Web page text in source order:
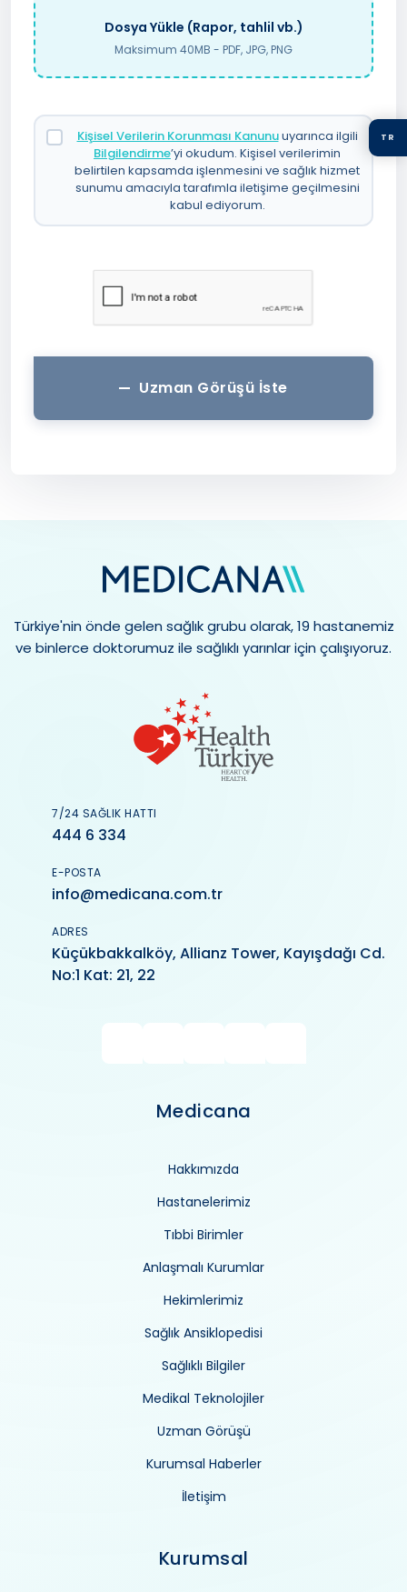
TR
Dosya Yükle (Rapor, tahlil vb.)
Maksimum 40MB - PDF, JPG, PNG
Kişisel Verilerin Korunması Kanunuuyarınca ilgili
Bilgilendirme’yi okudum. Kişisel verilerimin
belirtilen kapsamda işlenmesini ve sağlık hizmet
sunumu amacıyla tarafımla iletişime geçilmesini
kabul ediyorum.
Uzman Görüşü İste
Türkiye'nin önde gelen sağlık grubu olarak, 19 hastanemiz
ve binlerce doktorumuz ile sağlıklı yarınlar için çalışıyoruz.
7/24 SAĞLIK HATTI
444 6 334
E-POSTA
info@medicana.com.tr
ADRES
Küçükbakkalköy, Allianz Tower, Kayışdağı Cd.
No:1 Kat: 21, 22
Medicana
Hakkımızda
Hastanelerimiz
Tıbbi Birimler
Anlaşmalı Kurumlar
Hekimlerimiz
Sağlık Ansiklopedisi
Sağlıklı Bilgiler
Medikal Teknolojiler
Uzman Görüşü
Kurumsal Haberler
İletişim
Kurumsal